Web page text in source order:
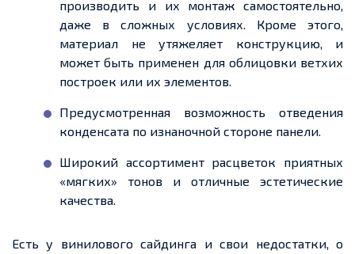
производить и их монтаж самостоятельно,
даже в сложных условиях. Кроме этого,
материал не утяжеляет конструкцию, и
может быть применен для облицовки ветхих
построек или их элементов.
Предусмотренная возможность отведения
конденсата по изнаночной стороне панели.
Широкий ассортимент расцветок приятных
«мягких» тонов и отличные эстетические
качества.
Есть у винилового сайдинга и свои недостатки, о